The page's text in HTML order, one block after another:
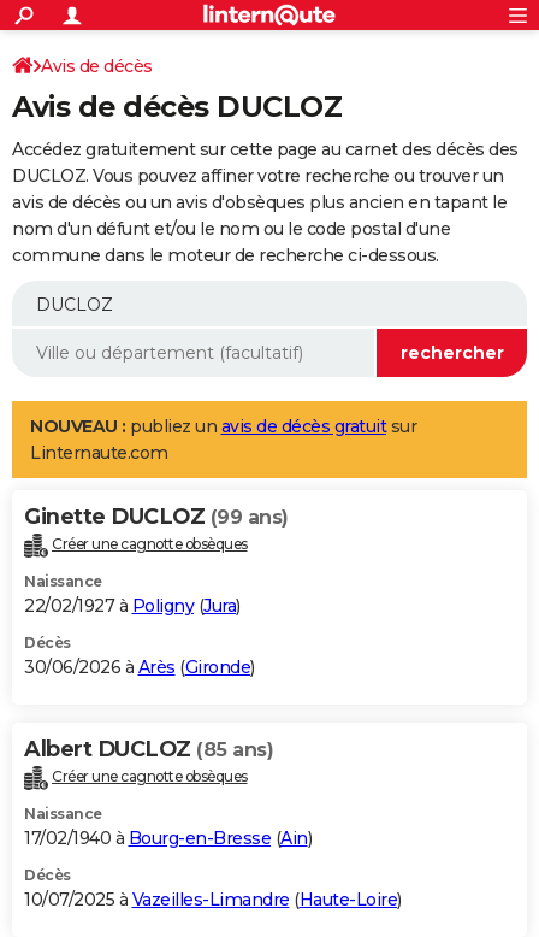
ACTUALITÉS
Politique
Société
Faits Divers
Education
Monde
Villes
+
SPORT
Coupe du monde 2026
Football
Tennis
Cyclisme
Rugby
Forum
Programme TV
TNT
Streaming
Cinéma
Sorties cinéma
Musique
+
FINANCE
Retraite
Epargne
Immobilier
Risques naturels par ville
Banque
Assurance
AUTO
Essais
Réserver un essai
Citadines
Berlines
SUV
Forum auto
+
Mobiles
Meilleur smartphone
Internet
Ordinateurs
Jeux vidéo
Guide high-tech
Aménagement intérieur
LIFESTYLE
Art de vivre
Bien-être
Loisirs
Mode
Modes de vie
Alimentation
Guide de la santé
Maladies
Médicaments
Sommeil
VOYAGE
Destinations
City break
Voyage nature
Voyage de noces
Forum
Climat
+PHOTO
GUIDES D'ACHAT
BONS PLANS
Carte de Noël
Carte Bonne année
Carte Saint-Valentin
Carte Pâques
Carte d'anniversaire
DICTIONNAIRE
Dictionnaire
Biographies
Citations
Expressions
Proverbes
PROGRAMME TV
S'inscrire
Se connecter
Lycées
Collèges
Primaires
Universités
Entreprises
Service militaire
Avis de recherche
AVIS DE DÉCÈS
Avis de décès
Avis de décès DUCLOZ
Accédez gratuitement sur cette page au carnet des décès des
DUCLOZ. Vous pouvez affiner votre recherche ou trouver un
avis de décès ou un avis d'obsèques plus ancien en tapant le
nom d'un défunt et/ou le nom ou le code postal d'une
commune dans le moteur de recherche ci-dessous.
NOUVEAU : publiez un avis de décès gratuitsur
Linternaute.com
Ginette DUCLOZ (99 ans)
Créer une cagnotte obsèques
Naissance
22/02/1927 à Poligny(Jura)
Décès
30/06/2026 à Arès (Gironde)
Albert DUCLOZ (85 ans)
Créer une cagnotte obsèques
Naissance
17/02/1940 à Bourg-en-Bresse (Ain)
Décès
10/07/2025 à Vazeilles-Limandre (Haute-Loire)